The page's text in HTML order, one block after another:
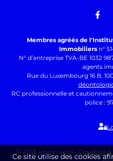
Membres agréés de
Immobiliers n°
N° d’entreprise TVA-BE 1032
agents
Rue du Luxembourg 16 B,
RC professionnelle et
police :
© 2026 Immo Léco Developed
Ce site utilise des cookies